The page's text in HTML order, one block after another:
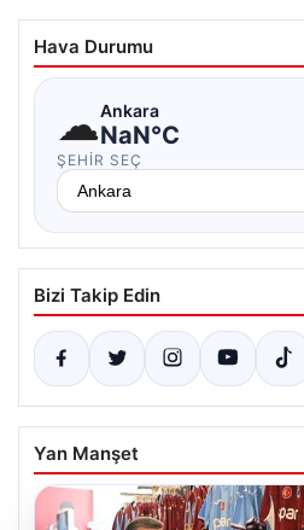
Hava Durumu
☁Ankara
NaN°C
ŞEHIR SEÇ
Bizi Takip Edin
Yan Manşet